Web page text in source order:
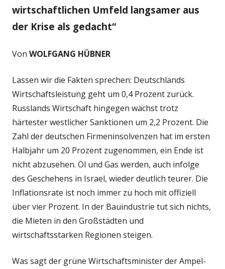
wirtschaftlichen Umfeld langsamer aus
der Krise als gedacht“
Von WOLFGANG HÜBNER
Lassen wir die Fakten sprechen: Deutschlands
Wirtschaftsleistung geht um 0,4 Prozent zurück.
Russlands Wirtschaft hingegen wächst trotz
härtester westlicher Sanktionen um 2,2 Prozent. Die
Zahl der deutschen Firmeninsolvenzen hat im ersten
Halbjahr um 20 Prozent zugenommen, ein Ende ist
nicht abzusehen. Öl und Gas werden, auch infolge
des Geschehens in Israel, wieder deutlich teurer. Die
Inflationsrate ist noch immer zu hoch mit offiziell
über vier Prozent. In der Bauindustrie tut sich nichts,
die Mieten in den Großstädten und
wirtschaftsstarken Regionen steigen.
Was sagt der grüne Wirtschaftsminister der Ampel-